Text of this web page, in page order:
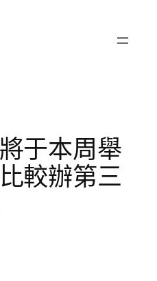
于本周舉
較辦第三